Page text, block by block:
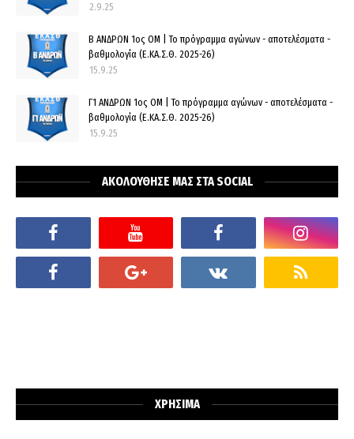
2.9.25
Β ΑΝΔΡΩΝ 1ος ΟΜ | Το πρόγραμμα αγώνων - αποτελέσματα -
βαθμολογία (Ε.ΚΑ.Σ.Θ. 2025-26)
15.9.25
Γ1 ΑΝΔΡΩΝ 1ος ΟΜ | Το πρόγραμμα αγώνων - αποτελέσματα -
βαθμολογία (Ε.ΚΑ.Σ.Θ. 2025-26)
15.9.25
ΑΚΟΛΟΥΘΗΣΕ ΜΑΣ ΣΤΑ SOCIAL
ΧΡΗΣΙΜΑ